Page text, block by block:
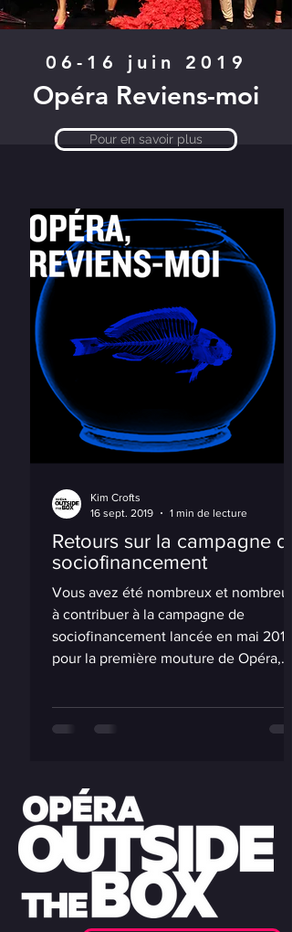
06-16 juin 2019
Opéra Reviens-moi
Pour en savoir plus
Retours sur la campagne de
sociofinancement
Vous avez été nombreux et
à contribuer à la campagne de
sociofinancement lancée en mai 2019
pour la première mouture de Opéra,...
Kim Crofts
16 sept. 2019
1 min de lecture